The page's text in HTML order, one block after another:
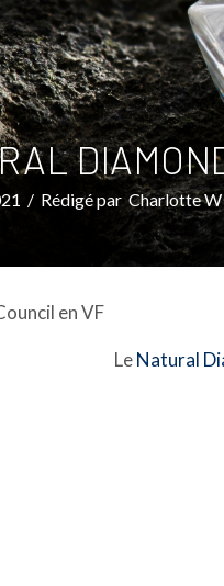
/ Rédigé par Charlotte W
en VF
LeNatural